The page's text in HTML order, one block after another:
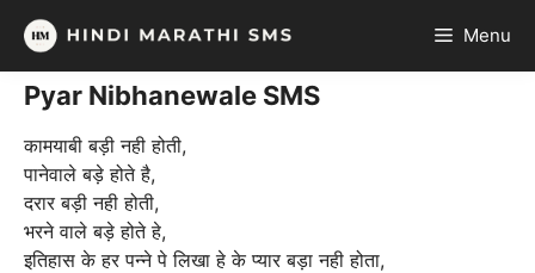
Skip
content
Menu
Pyar Nibhanewale SMS
कामयाबी बड़ी नही होती,
पानेवाले बड़े होते है,
दरार बड़ी नही होती,
भरने वाले बड़े होते हे,
इतिहास के हर पन्ने पे लिखा हे के प्यार बड़ा नही होता,